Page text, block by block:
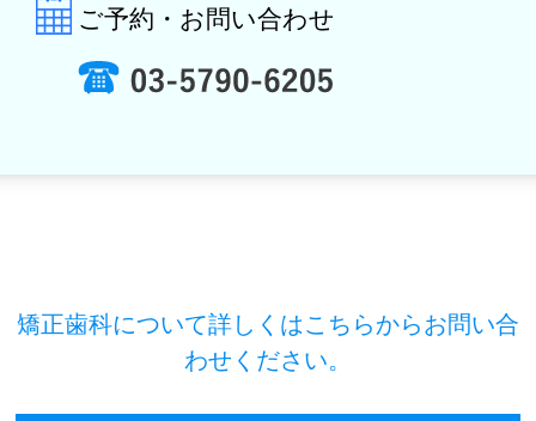
ご予約・お問い合わせ
矯正歯科について詳しくはこちらからお問い合
わせください。